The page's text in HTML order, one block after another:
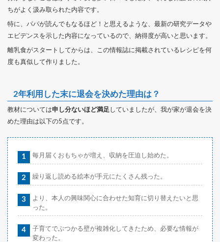
ちがよく汲み取られた内容です。
特に、パパが読んでもなるほど！と思えるような、最新の研究データや
エビデンスを示した内容になっているので、納得度が高いと思います。
離乳食がスタートしてからは、この情報誌に掲載されているレシピを何
度も真似して作りました。
2年利用した末に退会を決めた理由は？
教材については申し分ないほど満足 していましたが、我が家が退会を決
めた理由は以下の5点です。
毎月届くおもちゃが増え、収納を圧迫し始めた。
繰り返し読める絵本が手元にたくさん残った。
より、本人の興味関心に合わせた知育に切り替えたいと思
った。
子育てでぶつかる壁が複雑化してきたため、必要な情報が
変わった。